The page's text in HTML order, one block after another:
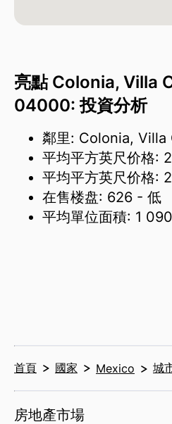
亮點 Colonia, Villa
04000: 投資分析
鄰里: Colonia,
平均平方英尺价格:
平均平方英尺价格:
在售楼盘: 626 - 低
平均單位面積: 1
首頁 國家 Mexico 城
房地產市場